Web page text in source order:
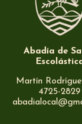
Abadía de
Martín
4725-2829